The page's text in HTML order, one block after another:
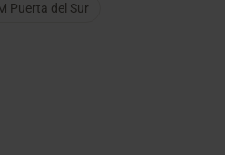
Puerta del Sur